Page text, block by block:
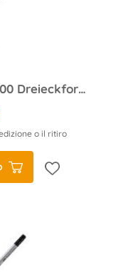
Bleistift GRIP 2001 117000 Dreieckform HB silber
o il ritiro